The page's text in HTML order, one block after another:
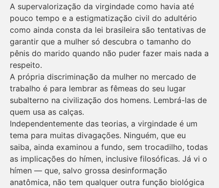
A supervalorização da virgindade como havia até
pouco tempo e a estigmatização civil do adultério
como ainda consta da lei brasileira são tentativas de
garantir que a mulher só descubra o tamanho do
pênis do marido quando não puder fazer mais nada a
respeito.
A própria discriminação da mulher no mercado de
trabalho é para lembrar as fêmeas do seu lugar
subalterno na civilização dos homens. Lembrá-las de
quem usa as calças.
Independentemente das teorias, a virgindade é um
tema para muitas divagações. Ninguém, que eu
saiba, ainda examinou a fundo, sem trocadilho, todas
as implicações do hímen, inclusive filosóficas. Já vi o
hímen — que, salvo grossa desinformação
anatômica, não tem qualquer outra função biológica